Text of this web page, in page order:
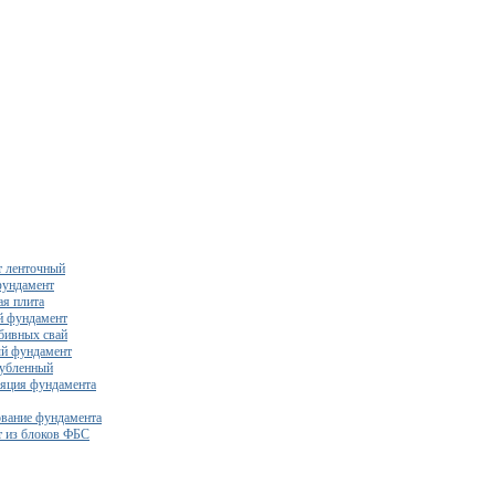
ленточный
плита
фундамент
свай
фундамент
фундамента
фундамента
из блоков ФБС